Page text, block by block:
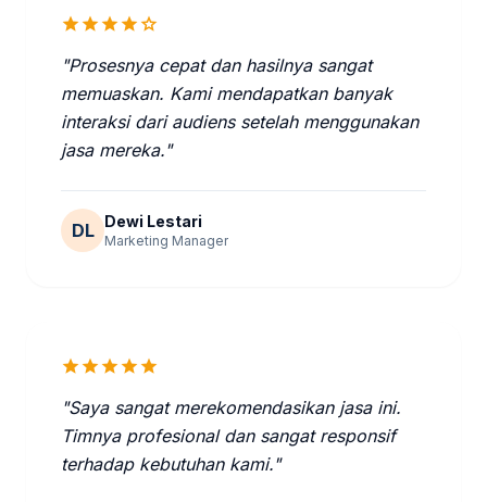
starstarstarstarstar
"Prosesnya cepat dan hasilnya sangat
memuaskan. Kami mendapatkan banyak
interaksi dari audiens setelah menggunakan
jasa mereka."
DL Dewi Lestari
Marketing Manager
starstarstarstarstar
"Saya sangat merekomendasikan jasa ini.
Timnya profesional dan sangat responsif
terhadap kebutuhan kami."